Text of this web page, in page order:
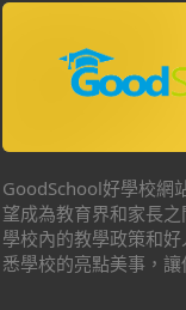
GoodSchool好學校網
望成為教育界和家長
學校內的教學政策和
悉學校的亮點美事，